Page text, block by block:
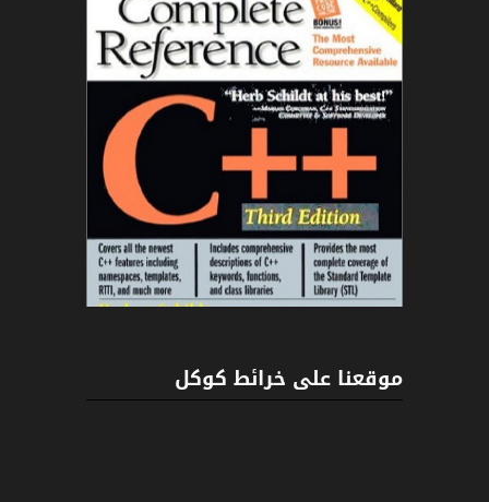
موقعنا على خرائط كوكل